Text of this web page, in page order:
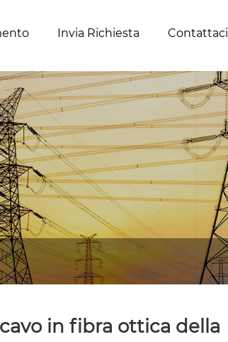
Invia Richiesta Contattaci
in fibra ottica della